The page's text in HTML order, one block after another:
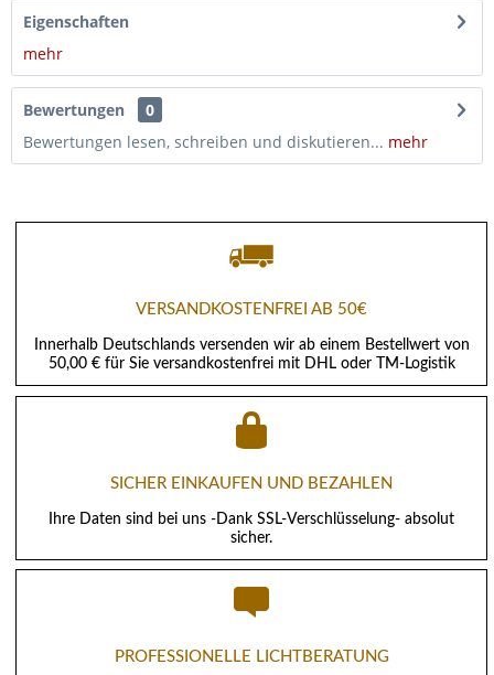
Eigenschaften
mehr
Bewertungen
0
Bewertungen lesen, schreiben und diskutieren... mehr
VERSANDKOSTENFREI AB 50€
Innerhalb Deutschlands versenden wir ab einem Bestellwert von
50,00 € für Sie versandkostenfrei mit DHL oder TM-Logistik
SICHER EINKAUFEN UND BEZAHLEN
Ihre Daten sind bei uns -Dank SSL-Verschlüsselung- absolut
sicher.
PROFESSIONELLE LICHTBERATUNG